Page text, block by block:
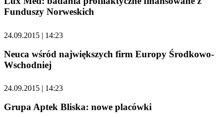
Funduszy Norweskich
24.09.2015 | 14:23
Neuca wśród największych firm Europy Środkowo-
Wschodniej
24.09.2015 | 14:23
Grupa Aptek Bliska: nowe placówki